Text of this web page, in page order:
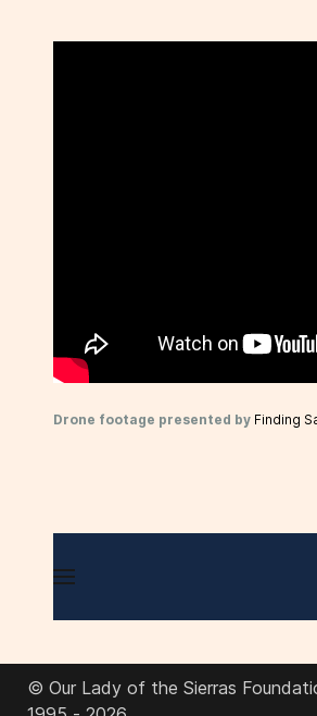
Drone footage presented by Finding
© Our Lady of the Sierras